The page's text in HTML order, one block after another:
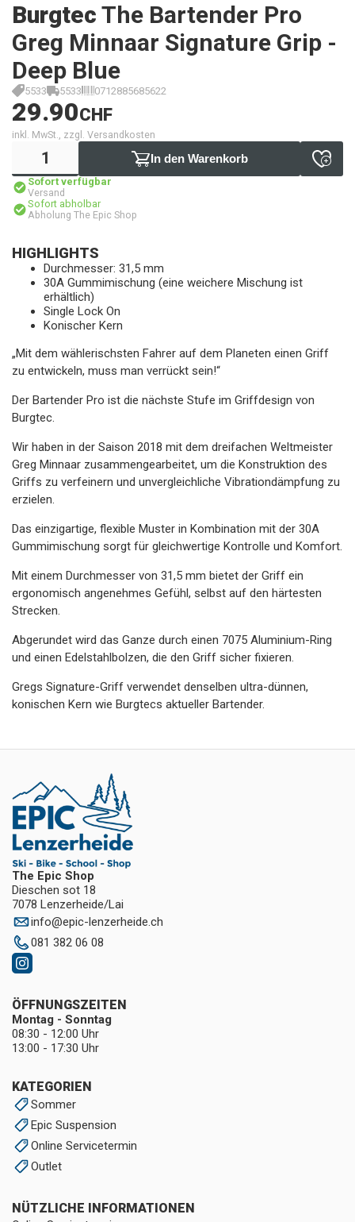
Burgtec The Bartender Pro
Greg Minnaar Signature Grip -
Deep Blue
5533 5533 0712885685622
29.90CHF
inkl. MwSt., zzgl. Versandkosten
In den Warenkorb
Sofort verfügbar
Versand
Sofort abholbar
Abholung The Epic Shop
HIGHLIGHTS
Durchmesser: 31,5 mm
30A Gummimischung (eine weichere Mischung ist
erhältlich)
Single Lock On
Konischer Kern
„Mit dem wählerischsten Fahrer auf dem Planeten einen Griff
zu entwickeln, muss man verrückt sein!“
Der Bartender Pro ist die nächste Stufe im Griffdesign von
Burgtec.
Wir haben in der Saison 2018 mit dem dreifachen Weltmeister
Greg Minnaar zusammengearbeitet, um die Konstruktion des
Griffs zu verfeinern und unvergleichliche Vibrationdämpfung zu
erzielen.
Das einzigartige, flexible Muster in Kombination mit der 30A
Gummimischung sorgt für gleichwertige Kontrolle und Komfort.
Mit einem Durchmesser von 31,5 mm bietet der Griff ein
ergonomisch angenehmes Gefühl, selbst auf den härtesten
Strecken.
Abgerundet wird das Ganze durch einen 7075 Aluminium-Ring
und einen Edelstahlbolzen, die den Griff sicher fixieren.
Gregs Signature-Griff verwendet denselben ultra-dünnen,
konischen Kern wie Burgtecs aktueller Bartender.
The Epic Shop
Dieschen sot 18
7078 Lenzerheide/Lai
info@epic-lenzerheide.ch
081 382 06 08
KATEGORIEN
Sommer
Epic Suspension
Online Servicetermin
Outlet
NÜTZLICHE INFORMATIONEN
ÖFFNUNGSZEITEN
Montag - Sonntag
08:30 - 12:00 Uhr
13:00 - 17:30 Uhr